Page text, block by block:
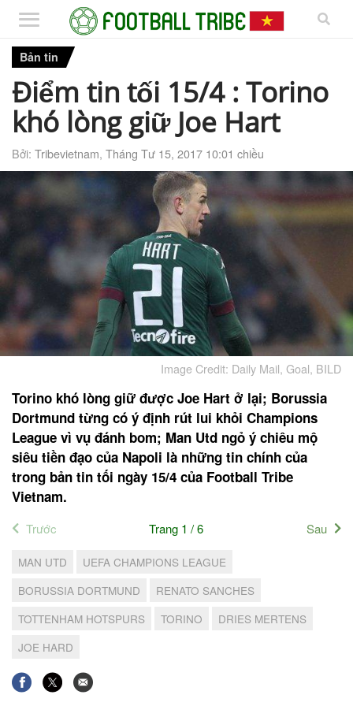
Bản tin
Điểm tin tối 15/4 : Torino
khó lòng giữ Joe Hart
Bởi: Tribevietnam, Tháng Tư 15, 2017 10:01 chiều
Image Credit: Daily Mail, Goal, BILD
Torino khó lòng giữ được Joe Hart ở lại; Borussia
Dortmund từng có ý định rút lui khỏi Champions
League vì vụ đánh bom; Man Utd ngỏ ý chiêu mộ
siêu tiền đạo của Napoli là những tin chính của
trong bản tin tối ngày 15/4 của Football Tribe
Vietnam.
Trước Trang 1 / 6 Sau
MAN UTD
UEFA CHAMPIONS LEAGUE
BORUSSIA DORTMUND
RENATO SANCHES
TOTTENHAM HOTSPURS
TORINO
DRIES MERTENS
JOE HARD